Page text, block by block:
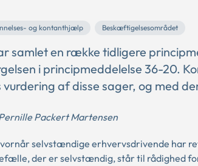
og kontanthjælp Beskæftigelsesområdet
samlet en række tidligere
i principmeddelelse 36-20.
af disse sager, og med
Packert Martensen
selvstændige erhvervsdrivende har
der er selvstændig, står til rådighed